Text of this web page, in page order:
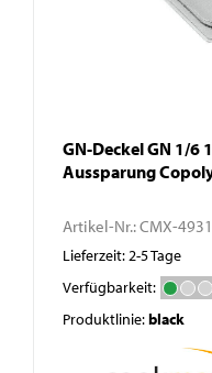
GN-Deckel GN 1/6
Aussparung
Artikel-Nr.:CMX-
Lieferzeit: 2-5 Tage
Verfügbarkeit:
Produktlinie:black